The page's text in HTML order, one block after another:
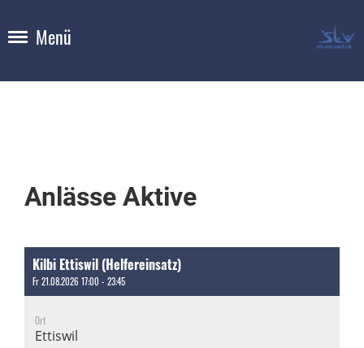
Menü
Anlässe Aktive
Kilbi Ettiswil (Helfereinsatz)
Fr 21.08.2026 17:00 - 23:45
Ort
Ettiswil